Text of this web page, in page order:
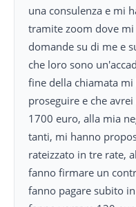
una consulenza e mi
tramite zoom dove
domande su di me e
che loro sono
fine della chiamata
proseguire e che
1700 euro, alla mia
tanti, mi hanno
rateizzato in tre rate,
fanno firmare un
fanno pagare subito